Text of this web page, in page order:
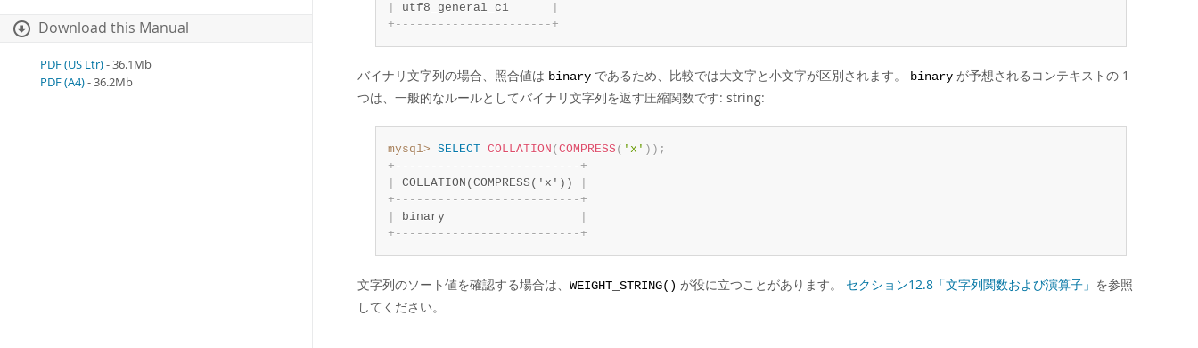
Download this Manual
PDF (US Ltr)- 36.1Mb
PDF (A4)- 36.2Mb
utf8_general_ci
+ - - - - - - - - - - - - - - - - - - - - - - +
バイナリ文字列の場合、照合値は binary であるため、比較では大文字と小文字が区別されます。 binary が予想されるコンテキストの 1
つは、一般的なルールとしてバイナリ文字列を返す圧縮関数です: string:
mysql> SELECT COLLATION (COMPRESS ( 'x' ) ) ;
+ - - - - - - - - - - - - - - - - - - - - - - - - - - +
COLLATION(COMPRESS('x'))
+ - - - - - - - - - - - - - - - - - - - - - - - - - - +
binary
+ - - - - - - - - - - - - - - - - - - - - - - - - - - +
文字列のソート値を確認する場合は、 WEIGHT_STRING() が役に立つことがあります。 セクション12.8「文字列関数および演算子」 を参照
してください。